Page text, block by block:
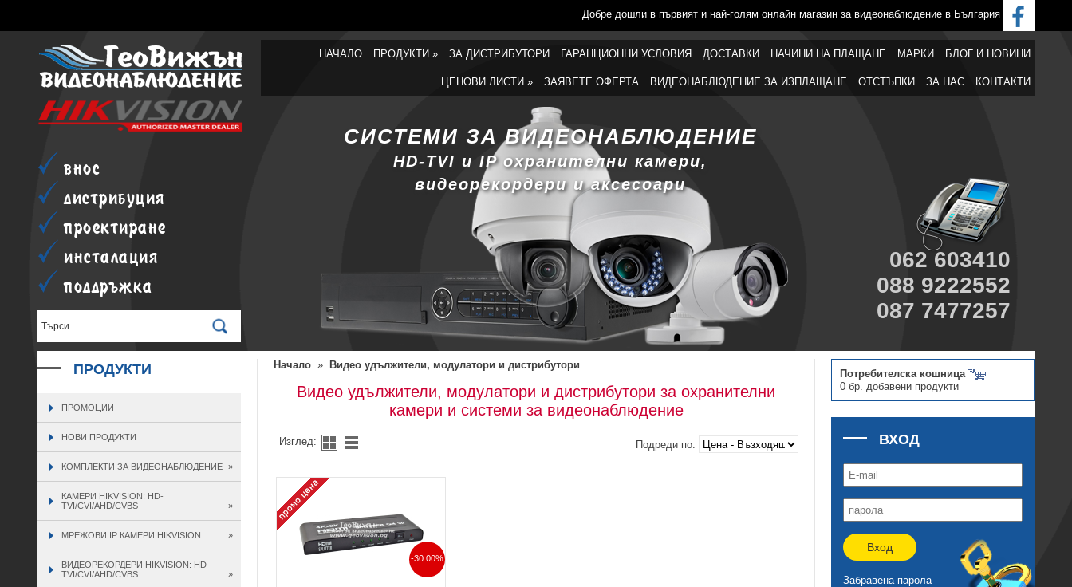
Добре дошли в първият и най-голям онлайн магазин за видеонаблюдение в България
внос
дистрибуция
проектиране
инсталация
поддръжка
НАЧАЛО ПРОДУКТИ » ЗА ДИСТРИБУТОРИ ГАРАНЦИОННИ УСЛОВИЯ ДОСТАВКИ НАЧИНИ НА ПЛАЩАНЕ МАРКИ БЛОГ И НОВИНИ
ЦЕНОВИ ЛИСТИ » ЗАЯВЕТЕ ОФЕРТА ВИДЕОНАБЛЮДЕНИЕ ЗА ИЗПЛАЩАНЕ ОТСТЪПКИ ЗА НАС КОНТАКТИ
СИСТЕМИ ЗА ВИДЕОНАБЛЮДЕНИЕ
HD-TVI и IP охранителни камери,
видеорекордери и аксесоари
062 603410
088 9222552
087 7477257
ПРОДУКТИ
ПРОМОЦИИ
НОВИ ПРОДУКТИ
КОМПЛЕКТИ ЗА ВИДЕОНАБЛЮДЕНИЕ »
КАМЕРИ HIKVISION: HD-
TVI/CVI/AHD/CVBS
»
МРЕЖОВИ IP КАМЕРИ HIKVISION »
ВИДЕОРЕКОРДЕРИ HIKVISION: HD-
TVI/CVI/AHD/CVBS
»
Начало » Видео удължители, модулатори и дистрибутори
Видео удължители, модулатори и дистрибутори за охранителни
камери и системи за видеонаблюдение
Изглед: Подреди по:
-30.00%
Потребителска кошница
0 бр. добавени продукти
ВХОД
Вход
Забравена парола